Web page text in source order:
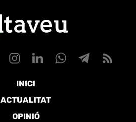
INICI
ACTUALITAT
OPINIÓ